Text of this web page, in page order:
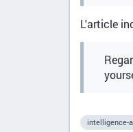
L'article
intelligence-